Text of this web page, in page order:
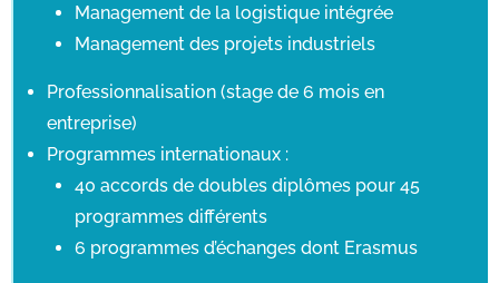
Management de la logistique intégrée
Management des projets industriels
Professionnalisation (stage de 6 mois en
entreprise)
Programmes internationaux :
40 accords de doubles diplômes pour 45
programmes différents
6 programmes d’échanges dont Erasmus